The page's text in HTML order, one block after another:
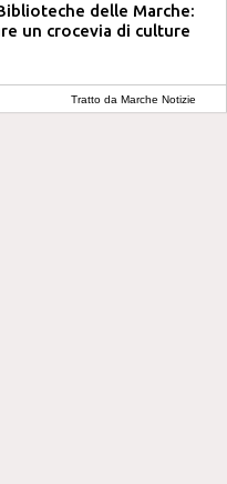
delle Marche:
un crocevia di culture
Tratto da Marche Notizie